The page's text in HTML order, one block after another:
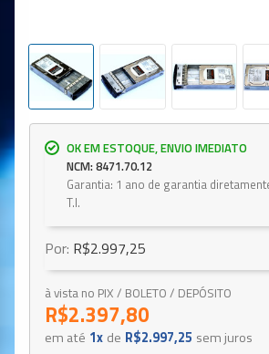
OK EM ESTOQUE, ENVIO IMEDIATO
NCM: 8471.70.12
Garantia: 1 ano de garantia
T.I.
Por: R$2.997,25
à vista no PIX / BOLETO / DEPÓSITO
R$2.397,80
em até 1x de R$2.997,25 sem juros